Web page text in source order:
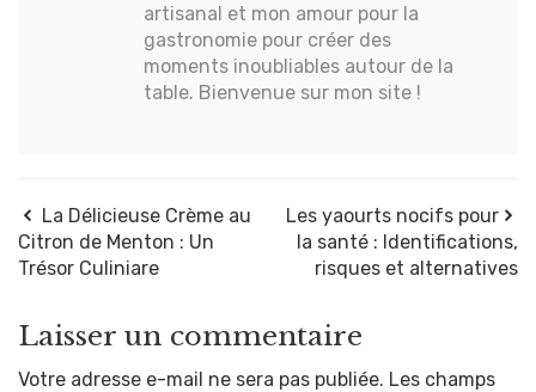
artisanal et mon amour pour la
gastronomie pour créer des
moments inoubliables autour de la
table. Bienvenue sur mon site !
La Délicieuse Crème au
Citron de Menton : Un
Trésor Culiniare
Les yaourts nocifs pour
la santé : Identifications,
risques et alternatives
Laisser un commentaire
Votre adresse e-mail ne sera pas publiée. Les champs